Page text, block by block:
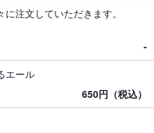
注文していただきます。
-
エール
650円（税込）